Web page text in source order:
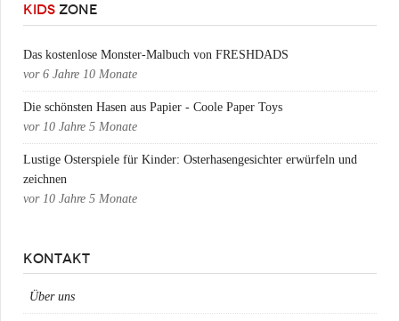
KIDS ZONE
Das kostenlose Monster-Malbuch von FRESHDADS
vor 6 Jahre 10 Monate
Die schönsten Hasen aus Papier - Coole Paper Toys
vor 10 Jahre 5 Monate
Lustige Osterspiele für Kinder: Osterhasengesichter erwürfeln und
zeichnen
vor 10 Jahre 5 Monate
KONTAKT
Über uns